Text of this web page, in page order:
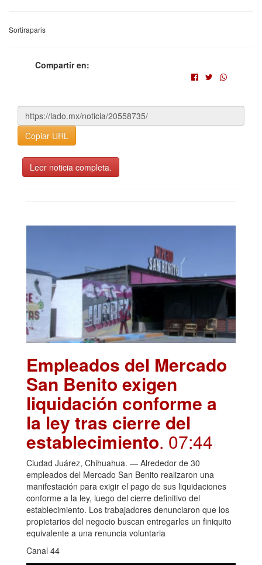
Sortiraparis
Compartir en:
Copiar URL
Leer noticia completa.
Empleados del Mercado
San Benito exigen
liquidación conforme a
la ley tras cierre del
establecimiento. 07:44
Ciudad Juárez, Chihuahua. — Alrededor de 30
empleados del Mercado San Benito realizaron una
manifestación para exigir el pago de sus liquidaciones
conforme a la ley, luego del cierre definitivo del
establecimiento. Los trabajadores denunciaron que los
propietarios del negocio buscan entregarles un finiquito
equivalente a una renuncia voluntaria
Canal 44